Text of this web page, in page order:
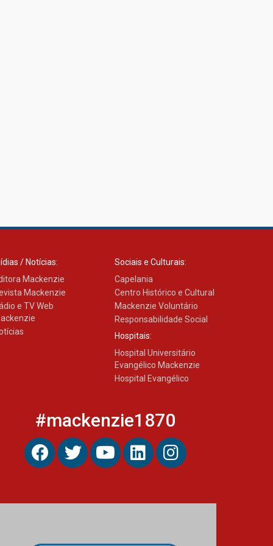
/ Notícias:
Mackenzie
Mackenzie
e TV Web
Sociais e Culturais:
Capelania
Centro Histórico e Cultural
Mackenzie Voluntário
Responsabilidade Social
Hospitais:
Hospital Universitário
Evangélico Mackenzie
Hospital Evangélico
#mackenzie1870